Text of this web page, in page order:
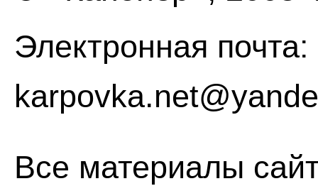
Электронная почта:
Все материалы